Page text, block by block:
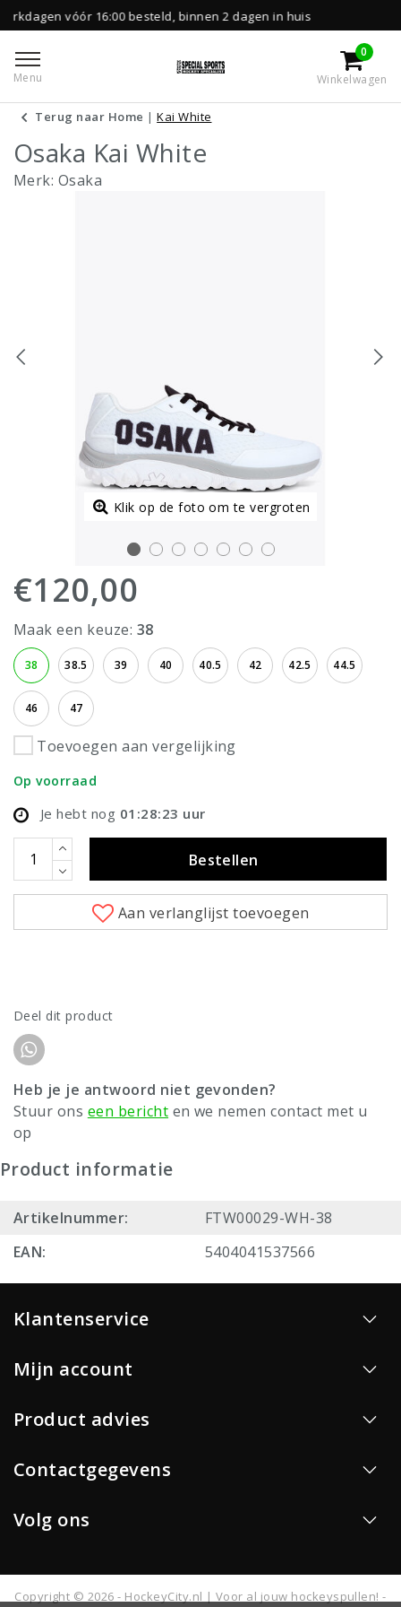
16:00 besteld, binnen 2 dagen in huis
Menu
0
Winkelwagen
Terug naar Home |Kai White
Osaka Kai White
Merk: Osaka
Klik op de foto om te vergroten
€120,00
Maak een keuze: 38
38 38.5 39 40 40.5 42 42.5 44.5
46 47
Toevoegen aan vergelijking
Op voorraad
Je hebt nog 01:28:22 uur
Bestellen
Aan verlanglijst toevoegen
Deel dit product
Heb je je antwoord niet gevonden?
Stuur ons een bericht en we nemen contact met u
op
Product informatie
Artikelnummer:
FTW00029-WH-38
EAN:
5404041537566
Klantenservice
Mijn account
Product advies
Contactgegevens
Volg ons
Copyright © 2026 - HockeyCity.nl | Voor al jouw hockeyspullen! -